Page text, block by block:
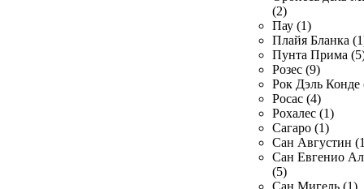
(2)
Пау (1)
Плайя Бланка
Пунта Прима
Розес (9)
Рок Дэль Конде
Росас (4)
Рохалес (1)
Сагаро (1)
Сан Августин
Сан Евгенио
(5)
Сан Мигель (1)